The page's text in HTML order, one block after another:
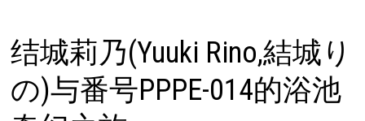
结城莉乃(Yuuki Rino,結城り
の)与番号PPPE-014的浴池